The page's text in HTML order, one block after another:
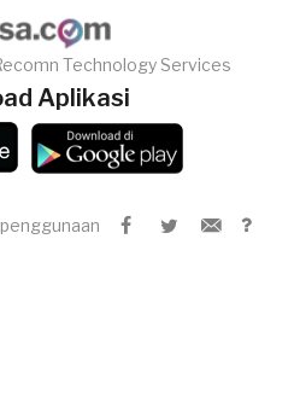
Technology Services
Aplikasi